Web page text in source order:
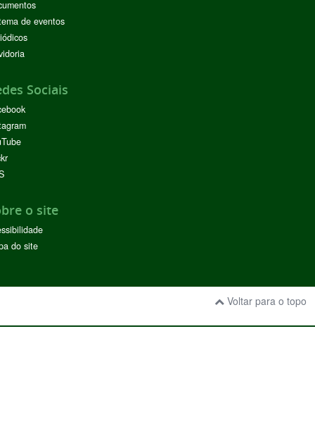
de eventos
Sociais
o site
do site
Voltar para o topo